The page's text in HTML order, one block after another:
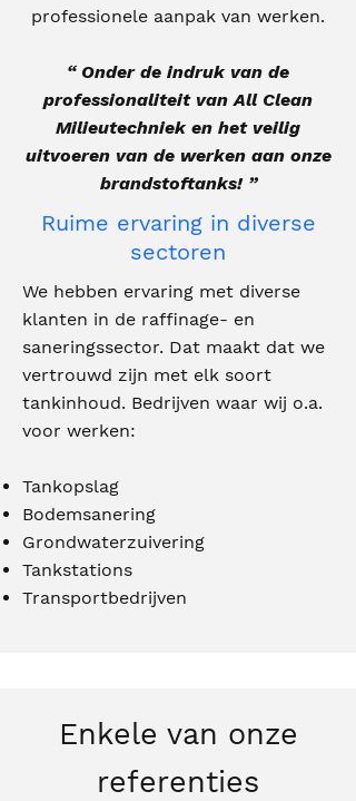
professionele aanpak van werken.
“ Onder de indruk van de
professionaliteit van All Clean
Milieutechniek en het veilig
uitvoeren van de werken aan onze
brandstoftanks! ”
Ruime ervaring in diverse
sectoren
We hebben ervaring met diverse
klanten in de raffinage- en
saneringssector. Dat maakt dat we
vertrouwd zijn met elk soort
tankinhoud. Bedrijven waar wij o.a.
voor werken:
Tankopslag
Bodemsanering
Grondwaterzuivering
Tankstations
Transportbedrijven
Enkele van onze
referenties